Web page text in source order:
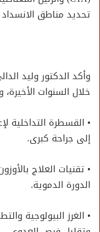
تحديد مناطق
وأكد الدكتور وليد
خلال السنوات
• القسطرة التداخلية
إلى جراحة كبرى.
• تقنيات العلاج
الدورة الدموية.
• الغرز البيولوجية